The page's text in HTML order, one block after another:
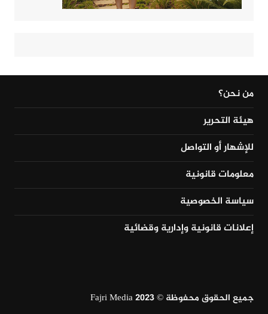
من نحن؟
هيئة التحرير
للإشهار أو التواصل
معلومات قانونية
سياسة الخصوصية
إعلانات قانونية وإدارية وقضائية
جميع الحقوق محفوظة © Fajri Media 2023